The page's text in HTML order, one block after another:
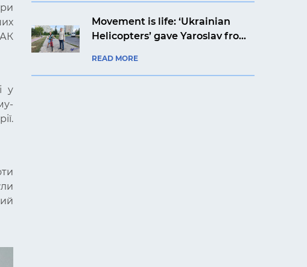
у
Movement is life: ‘Ukrainian
Helicopters’ gave Yaroslav from
READ MORE